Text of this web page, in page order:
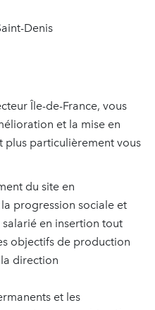
Denis
Île-de-France, vous
et la mise en
plus particulièrement vous
du site en
progression sociale et
en insertion tout
objectifs de production
direction
et les